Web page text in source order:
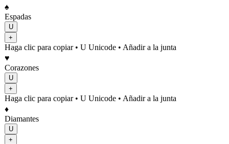
♠️
Espadas
U
+
Haga clic para copiar• U Unicode • Añadir a la junta
♥️
Corazones
U
+
Haga clic para copiar• U Unicode • Añadir a la junta
♦️
Diamantes
U
+